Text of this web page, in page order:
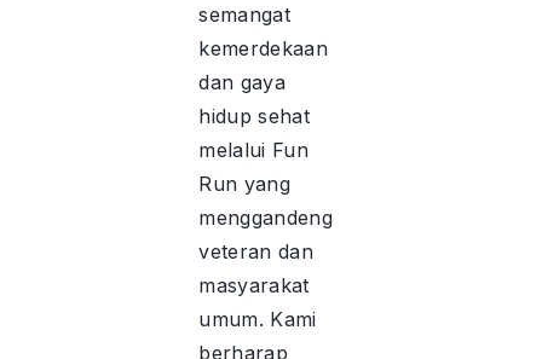
semangat
kemerdekaan
dan gaya
hidup sehat
melalui Fun
Run yang
menggandeng
veteran dan
masyarakat
umum. Kami
berharap